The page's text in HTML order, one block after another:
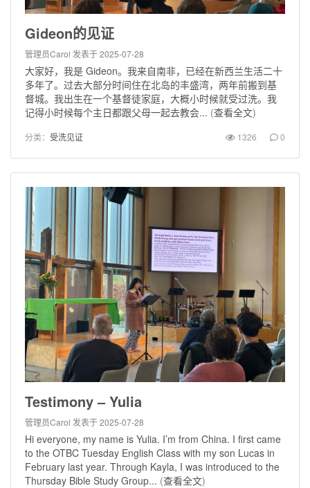
Gideon的见证
管理员Carol 发表于 2025-07-28
大家好，我是 Gideon。我来自南非，已经在新西兰生活二十
多年了。过去大部分时间住在北岛的丰盛湾，两年前搬到基
督城。我出生在一个基督徒家庭，大概小时候就受过洗。我
记得小时候每个主日都跟父母一起去教会... (查看全文)
分类： 受洗见证 1326 0
Testimony – Yulia
管理员Carol 发表于 2025-07-28
Hi everyone, my name is Yulia. I’m from China. I first came
to the OTBC Tuesday English Class with my son Lucas in
February last year. Through Kayla, I was introduced to the
Thursday Bible Study Group... (查看全文)